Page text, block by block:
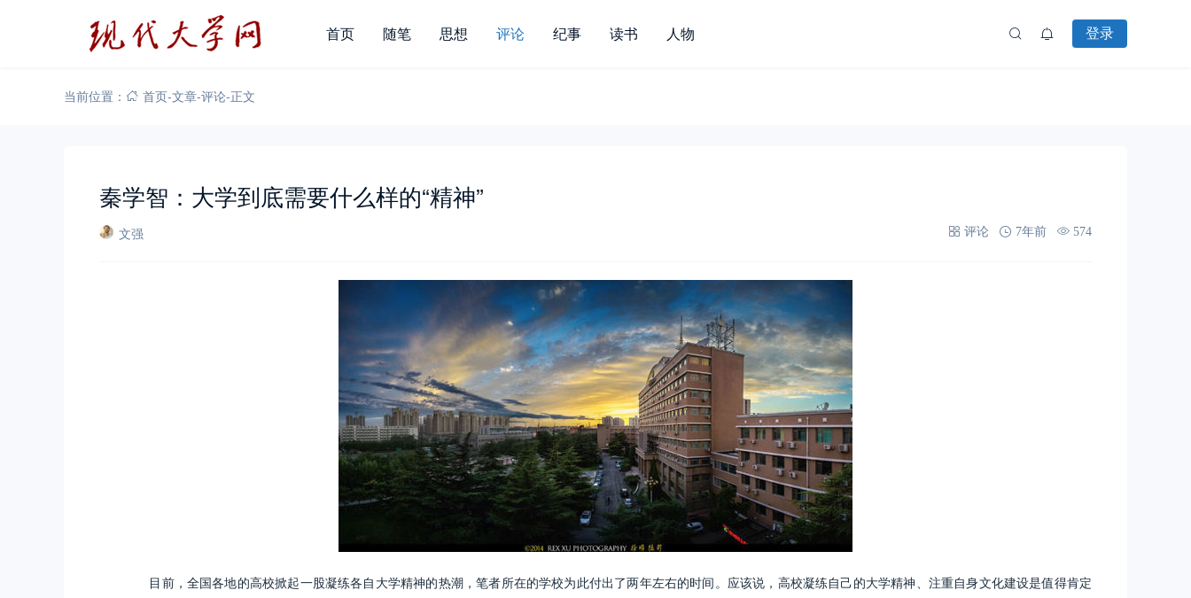
首页 随笔 思想 评论 纪事 读书 人物 登录
当前位置： 首页-文章-评论-正文
秦学智：大学到底需要什么样的“精神”
文强 评论 7年前 574
目前，全国各地的高校掀起一股凝练各自大学精神的热潮，笔者所在的学校为此付出了两年左右的时间。应该说，高校凝练自己的大学精神、注重自身文化建设是值得肯定